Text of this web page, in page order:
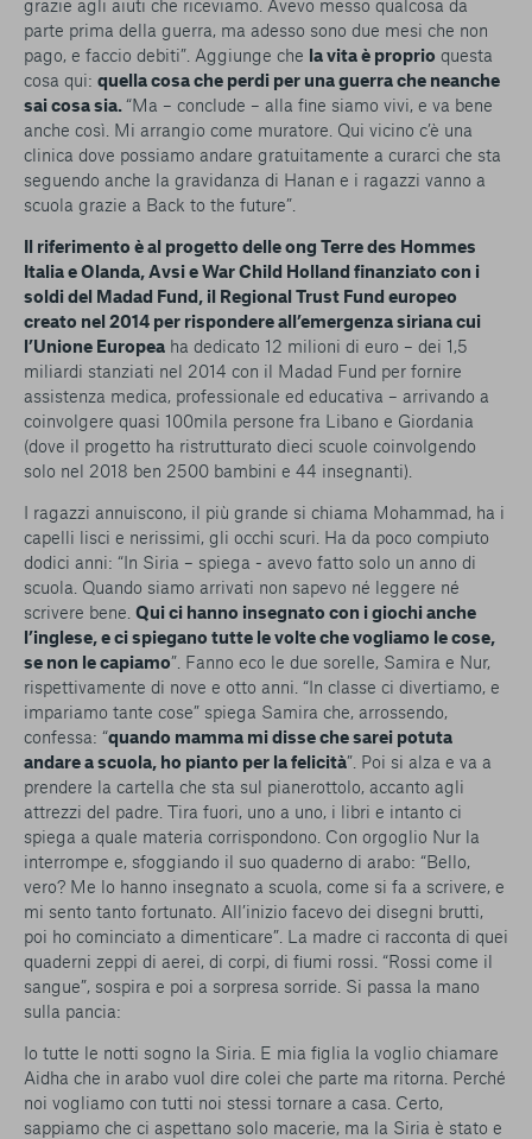
grazie agli aiuti che riceviamo. Avevo messo qualcosa da
parte prima della guerra, ma adesso sono due mesi che non
pago, e faccio debiti”. Aggiunge che la vita è proprio questa
cosa qui: quella cosa che perdi per una guerra che neanche
sai cosa sia.“Ma – conclude – alla fine siamo vivi, e va bene
anche così. Mi arrangio come muratore. Qui vicino c’è una
clinica dove possiamo andare gratuitamente a curarci che sta
seguendo anche la gravidanza di Hanan e i ragazzi vanno a
scuola grazie a Back to the future”.
Il riferimento è al progetto delle ong Terre des Hommes
Italia e Olanda, Avsi e War Child Holland finanziato con i
soldi del Madad Fund, il Regional Trust Fund europeo
creato nel 2014 per rispondere all’emergenza siriana cui
l’Unione Europea ha dedicato 12 milioni di euro – dei 1,5
miliardi stanziati nel 2014 con il Madad Fund per fornire
assistenza medica, professionale ed educativa – arrivando a
coinvolgere quasi 100mila persone fra Libano e Giordania
(dove il progetto ha ristrutturato dieci scuole coinvolgendo
solo nel 2018 ben 2500 bambini e 44 insegnanti).
I ragazzi annuiscono, il più grande si chiama Mohammad, ha i
capelli lisci e nerissimi, gli occhi scuri. Ha da poco compiuto
dodici anni: “In Siria – spiega - avevo fatto solo un anno di
scuola. Quando siamo arrivati non sapevo né leggere né
scrivere bene. Qui ci hanno insegnato con i giochi anche
l’inglese, e ci spiegano tutte le volte che vogliamo le cose,
se non le capiamo”. Fanno eco le due sorelle, Samira e Nur,
rispettivamente di nove e otto anni. “In classe ci divertiamo, e
impariamo tante cose” spiega Samira che, arrossendo,
confessa: “quando mamma mi disse che sarei potuta
andare a scuola, ho pianto per la felicità”. Poi si alza e va a
prendere la cartella che sta sul pianerottolo, accanto agli
attrezzi del padre. Tira fuori, uno a uno, i libri e intanto ci
spiega a quale materia corrispondono. Con orgoglio Nur la
interrompe e, sfoggiando il suo quaderno di arabo: “Bello,
vero? Me lo hanno insegnato a scuola, come si fa a scrivere, e
mi sento tanto fortunato. All’inizio facevo dei disegni brutti,
poi ho cominciato a dimenticare”. La madre ci racconta di quei
quaderni zeppi di aerei, di corpi, di fiumi rossi. “Rossi come il
sangue”, sospira e poi a sorpresa sorride. Si passa la mano
sulla pancia:
Io tutte le notti sogno la Siria. E mia figlia la voglio chiamare
Aidha che in arabo vuol dire colei che parte ma ritorna. Perché
noi vogliamo con tutti noi stessi tornare a casa. Certo,
sappiamo che ci aspettano solo macerie, ma la Siria è stato e